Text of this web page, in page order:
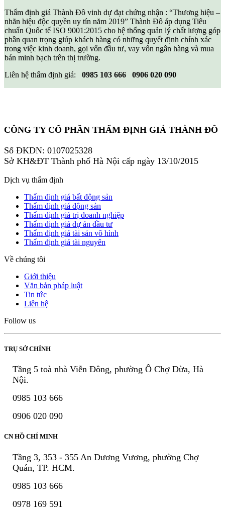
Thẩm định giá Thành Đô vinh dự đạt chứng nhận : “Thương hiệu –
nhãn hiệu độc quyền uy tín năm 2019” Thành Đô áp dụng Tiêu
chuẩn Quốc tế ISO 9001:2015 cho hệ thống quản lý chất lượng góp
phần quan trọng giúp khách hàng có những quyết định chính xác
trong việc kinh doanh, gọi vốn đầu tư, vay vốn ngân hàng và mua
bán minh bạch trên thị trường.
Liên hệ thẩm định giá:
0985 103 666 0906 020 090
CÔNG TY CỔ PHẦN THẨM ĐỊNH GIÁ THÀNH ĐÔ
Số ĐKDN: 0107025328
Sở KH&ĐT Thành phố Hà Nội cấp ngày 13/10/2015
Dịch vụ thẩm định
Thẩm định giá bất động sản
Thẩm định giá động sản
Thẩm định giá trị doanh nghiệp
Thẩm định giá dự án đầu tư
Thẩm định giá tài sản vô hình
Thẩm định giá tài nguyên
Về chúng tôi
Giới thiệu
Văn bản pháp luật
Tin tức
Liên hệ
Follow us
TRỤ SỞ CHÍNH
Tầng 5 toà nhà Viễn Đông, phường Ô Chợ Dừa, Hà
Nội.
0985 103 666
0906 020 090
CN HỒ CHÍ MINH
Tầng 3, 353 - 355 An Dương Vương, phường Chợ
Quán, TP. HCM.
0985 103 666
0978 169 591